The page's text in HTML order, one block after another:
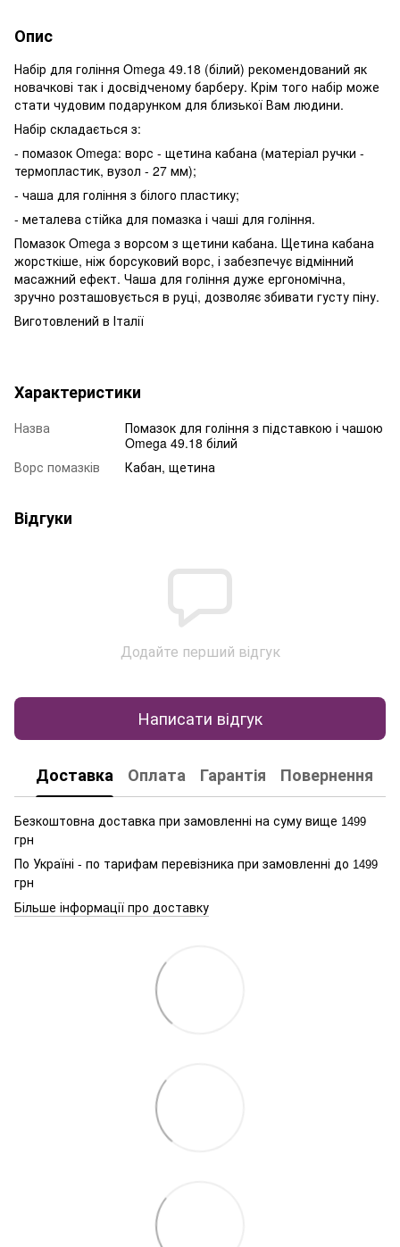
Опис
Набір для гоління Omega 49.18 (білий) рекомендований як
новачкові так і досвідченому барберу. Крім того набір може
стати чудовим подарунком для близької Вам людини.
Набір складається з:
- помазок Omega: ворс - щетина кабана (матеріал ручки -
термопластик, вузол - 27 мм);
- чаша для гоління з білого пластику;
- металева стійка для помазка і чаші для гоління.
Помазок Omega з ворсом з щетини кабана. Щетина кабана
жорсткіше, ніж борсуковий ворс, і забезпечує відмінний
масажний ефект. Чаша для гоління дуже ергономічна,
зручно розташовується в руці, дозволяє збивати густу піну.
Виготовлений в Італії
Характеристики
Назва
Помазок для гоління з підставкою і чашою
Omega 49.18 білий
Ворс помазків
Кабан, щетина
Відгуки
Додайте перший відгук
Написати відгук
Доставка Оплата Гарантія Повернення
Безкоштовна доставка при замовленні на суму вище 1499
грн
По Україні - по тарифам перевізника при замовленні до 1499
грн
Більше інформації про доставку